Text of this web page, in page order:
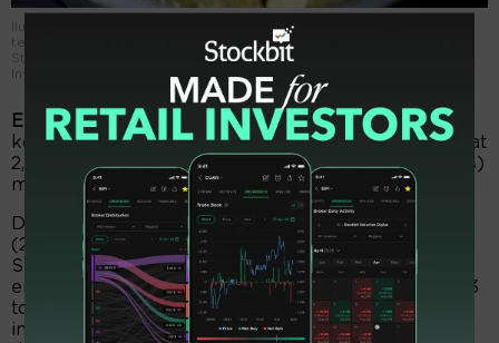
Ilustrasi Indonesia tercatat mengimpor komoditas emas atau yang
tergolong HS7108 seberat 2,50 ton pada April 2026. Badan Pusat
Statistik (BPS) mendata total nilainya setara USD377,2 juta. Dok.
Investor Daily.
EmitenNews.com -
Indonesia tercatat mengimpor
komoditas emas atau yang tergolong HS7108 seberat
2,50 ton pada April 2026. Badan Pusat Statistik (BPS)
mendata total nilainya setara USD377,2 juta.
Dalam jumpa pers, di kantor BPS, Jakarta, Selasa
(2/6/2026), Deputi Bidang Metodologi dan Informasi
Statistik Pudji Ismartini mengatakan, total impor
emas itu paling banyak dari tiga negara. Australia 1,13
ton atau USD199,2 juta dengan porsi 52,81% dari total
impor emas, Hong Kong 533 kg setara USD81,7 juta,